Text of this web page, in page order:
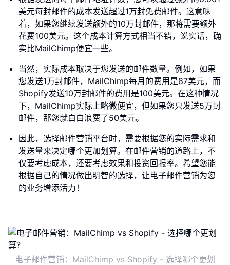
美元每封邮件的成本发送超过1万封免费邮件。这意味
着，如果您继续发送额外的10万封邮件，那将需要额外
花费100美元。这个成本计算方式相当不错，说实话，确
实比MailChimp便宜一些。
当然，实际成本取决于您发送的邮件数量。例如，如果
您发送1万封邮件，MailChimp每月的费用是87美元，而
Shopify发送10万封邮件的费用是100美元。在这种情况
下，MailChimp实际上略微便宜，但如果您只发送5万封
邮件，那您就白白浪费了50美元。
因此，选择邮件营销平台时，需要根据您的实际需求和
发送量来决定哪个更加划算。在邮件营销的道路上，不
仅要考虑成本，还要考虑效果和投资回报率。希望您能
根据自己的情况做出明智的选择，让电子邮件营销为您
的业务增添活力！
电子邮件营销：MailChimp vs Shopify - 选择哪个更划